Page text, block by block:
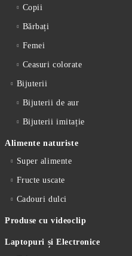
Copii
Bărbați
Femei
Ceasuri colorate
Bijuterii
Bijuterii de aur
Bijuterii imitație
Alimente naturiste
Super alimente
Fructe uscate
Cadouri dulci
Produse cu videoclip
Laptopuri și Electronice